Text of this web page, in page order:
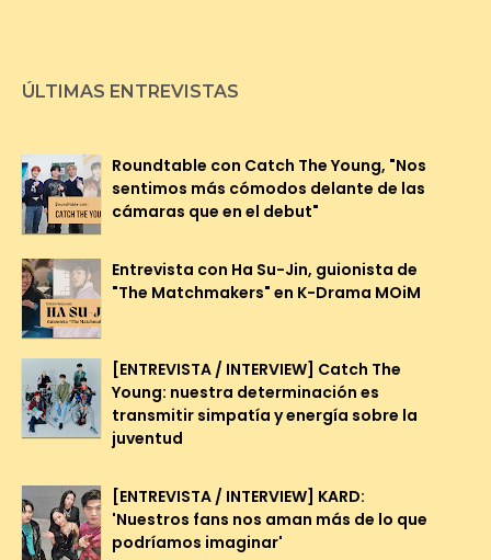
ÚLTIMAS ENTREVISTAS
Roundtable con Catch The Young, "Nos
sentimos más cómodos delante de las
cámaras que en el debut"
Entrevista con Ha Su-Jin, guionista de
"The Matchmakers" en K-Drama MOiM
[ENTREVISTA / INTERVIEW] Catch The
Young: nuestra determinación es
transmitir simpatía y energía sobre la
juventud
[ENTREVISTA / INTERVIEW] KARD:
'Nuestros fans nos aman más de lo que
podríamos imaginar'